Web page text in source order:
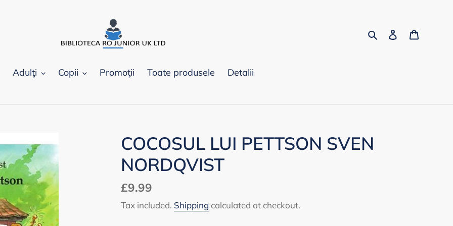
SearchLog in
Adulţi Copii Promoţii Toate produsele Detalii
COCOSUL LUI PETTSON SVEN
NORDQVIST
Regular
price
£9.99
Tax included. Shipping calculated at checkout.